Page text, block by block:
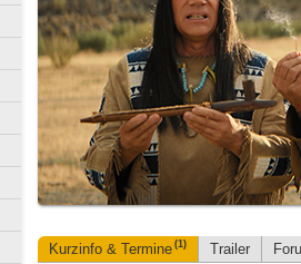
Kurzinfo & Termine (1) Trailer